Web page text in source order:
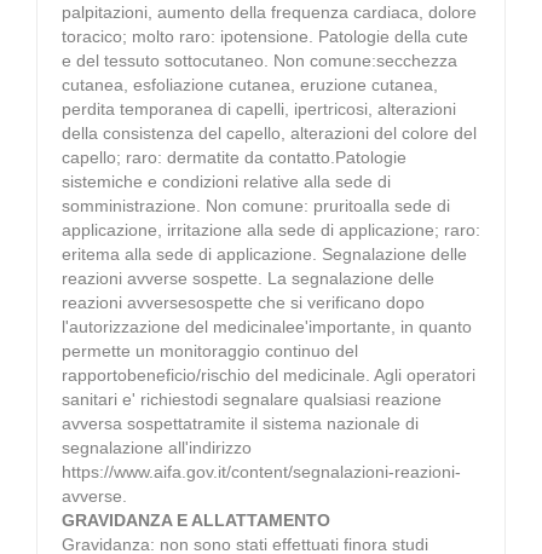
palpitazioni, aumento della frequenza cardiaca, dolore
toracico; molto raro: ipotensione. Patologie della cute
e del tessuto sottocutaneo. Non comune:secchezza
cutanea, esfoliazione cutanea, eruzione cutanea,
perdita temporanea di capelli, ipertricosi, alterazioni
della consistenza del capello, alterazioni del colore del
capello; raro: dermatite da contatto.Patologie
sistemiche e condizioni relative alla sede di
somministrazione. Non comune: pruritoalla sede di
applicazione, irritazione alla sede di applicazione; raro:
eritema alla sede di applicazione. Segnalazione delle
reazioni avverse sospette. La segnalazione delle
reazioni avversesospette che si verificano dopo
l'autorizzazione del medicinalee'importante, in quanto
permette un monitoraggio continuo del
rapportobeneficio/rischio del medicinale. Agli operatori
sanitari e' richiestodi segnalare qualsiasi reazione
avversa sospettatramite il sistema nazionale di
segnalazione all'indirizzo
https://www.aifa.gov.it/content/segnalazioni-reazioni-
avverse.
GRAVIDANZA E ALLATTAMENTO
Gravidanza: non sono stati effettuati finora studi